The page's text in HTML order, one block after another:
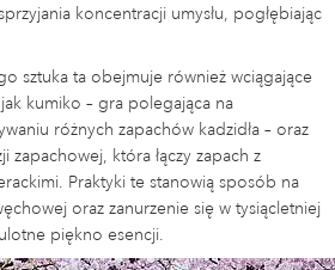
koncentracji umysłu, pogłębiając
sztuka ta obejmuje również wciągające
kumiko – gra polegająca na
różnych zapachów kadzidła – oraz
która łączy zapach z
Praktyki te stanowią sposób na
oraz zanurzenie się w tysiącletniej
piękno esencji.